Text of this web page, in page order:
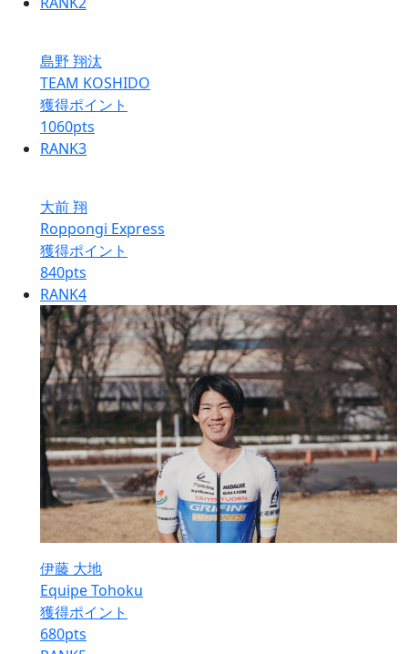
島野 翔汰
TEAM KOSHIDO
獲得ポイント
1060pts
RANK3
大前 翔
Roppongi Express
獲得ポイント
840pts
RANK4
伊藤 大地
Equipe Tohoku
獲得ポイント
680pts